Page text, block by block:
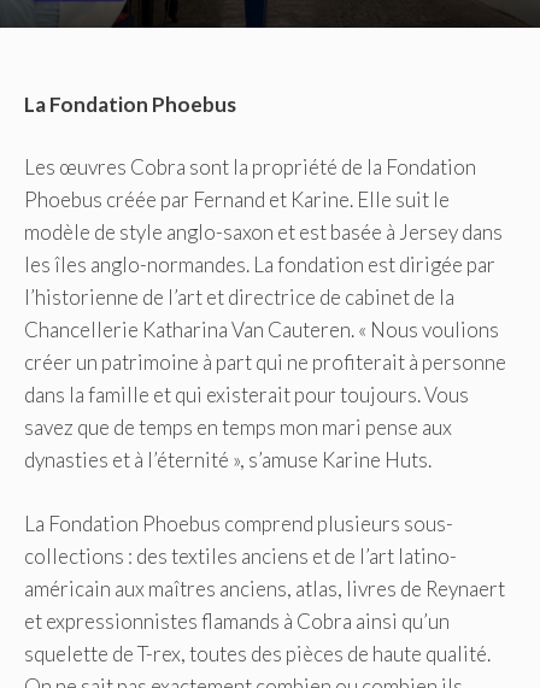
La Fondation Phoebus
Les œuvres Cobra sont la propriété de la Fondation
Phoebus créée par Fernand et Karine. Elle suit le
modèle de style anglo-saxon et est basée à Jersey dans
les îles anglo-normandes. La fondation est dirigée par
l’historienne de l’art et directrice de cabinet de la
Chancellerie Katharina Van Cauteren. « Nous voulions
créer un patrimoine à part qui ne profiterait à personne
dans la famille et qui existerait pour toujours. Vous
savez que de temps en temps mon mari pense aux
dynasties et à l’éternité », s’amuse Karine Huts.
La Fondation Phoebus comprend plusieurs sous-
collections : des textiles anciens et de l’art latino-
américain aux maîtres anciens, atlas, livres de Reynaert
et expressionnistes flamands à Cobra ainsi qu’un
squelette de T-rex, toutes des pièces de haute qualité.